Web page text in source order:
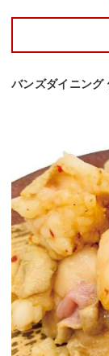
バンズダイニング